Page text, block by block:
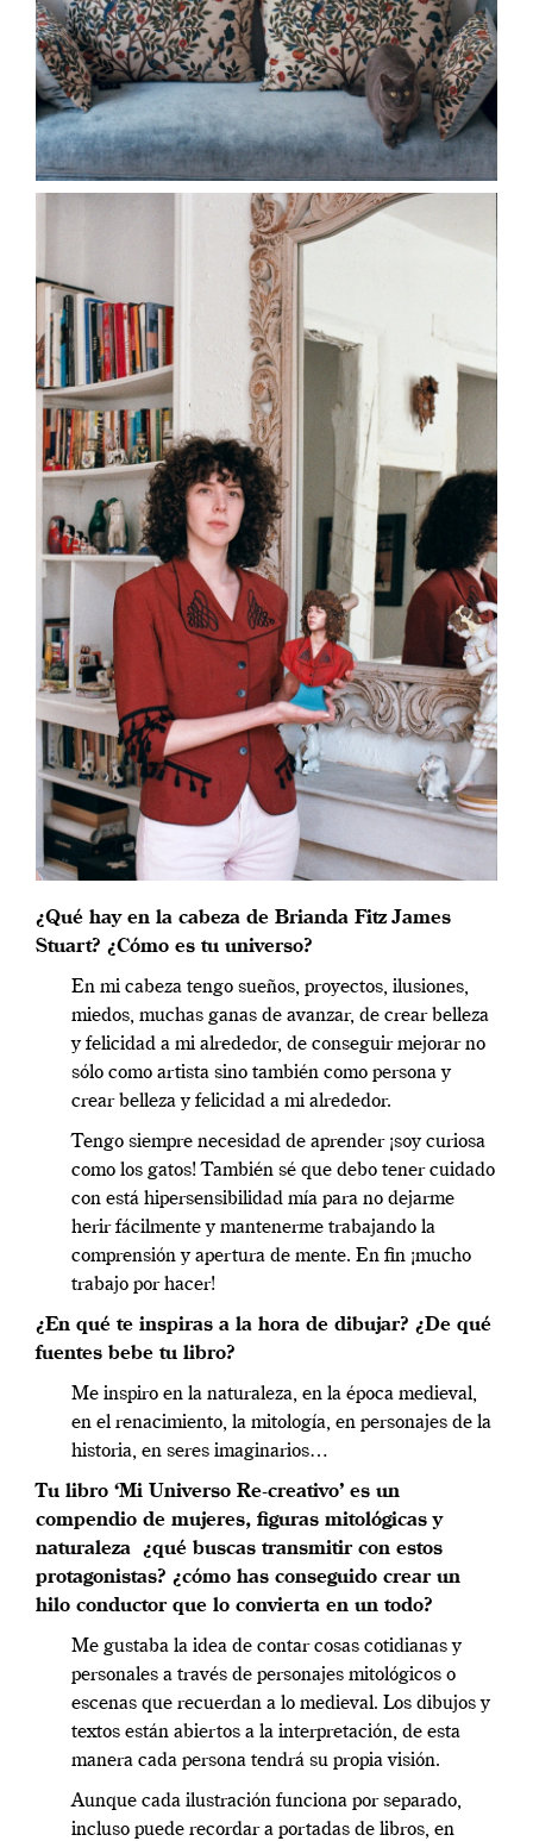
¿Qué hay en la cabeza de Brianda Fitz James
Stuart? ¿Cómo es tu universo?
En mi cabeza tengo sueños, proyectos, ilusiones,
miedos, muchas ganas de avanzar, de crear belleza
y felicidad a mi alrededor, de conseguir mejorar no
sólo como artista sino también como persona y
crear belleza y felicidad a mi alrededor.
Tengo siempre necesidad de aprender ¡soy curiosa
como los gatos! También sé que debo tener cuidado
con está hipersensibilidad mía para no dejarme
herir fácilmente y mantenerme trabajando la
comprensión y apertura de mente. En fin ¡mucho
trabajo por hacer!
¿En qué te inspiras a la hora de dibujar? ¿De qué
fuentes bebe tu libro?
Me inspiro en la naturaleza, en la época medieval,
en el renacimiento, la mitología, en personajes de la
historia, en seres imaginarios…
Tu libro ‘Mi Universo Re-creativo’ es un
compendio de mujeres, figuras mitológicas y
naturaleza ¿qué buscas transmitir con estos
protagonistas? ¿cómo has conseguido crear un
hilo conductor que lo convierta en un todo?
Me gustaba la idea de contar cosas cotidianas y
personales a través de personajes mitológicos o
escenas que recuerdan a lo medieval. Los dibujos y
textos están abiertos a la interpretación, de esta
manera cada persona tendrá su propia visión.
Aunque cada ilustración funciona por separado,
incluso puede recordar a portadas de libros, en